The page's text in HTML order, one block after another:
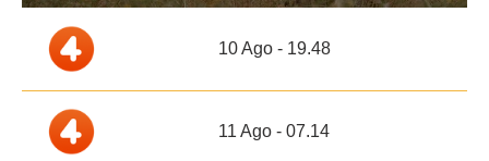
10 Ago - 19.48
11 Ago - 07.14